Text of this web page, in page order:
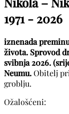
1971 - 2026
iznenada
života. Sprovod
svibnja 2026.
Neumu.Obitelj
groblju.
Ožalošćeni: